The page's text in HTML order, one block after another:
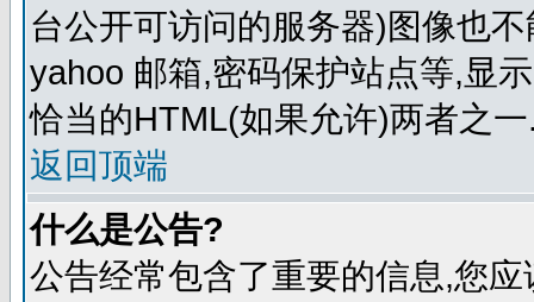
台公开可访问的服务器)图像也
yahoo 邮箱,密码保护站点等,显
恰当的HTML(如果允许)两者之
返回顶端
什么是公告?
公告经常包含了重要的信息,您